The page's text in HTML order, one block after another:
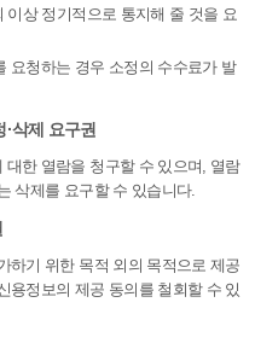
이상 정기적으로 통지해 줄 것을 요
요청하는 경우 소정의 수수료가 발
삭제 요구권
한 열람을 청구할 수 있으며, 열람
삭제를 요구할 수 있습니다.
하기 위한 목적 외의 목적으로 제공
용정보의 제공 동의를 철회할 수 있